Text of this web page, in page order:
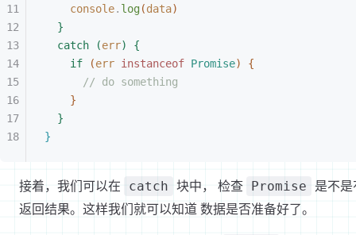
console. log(data)
}
catch
(err)
{
if
(err instanceof Promise)
{
// do something
}
}
}
接着，我们可以在 catch 块中， 检查 Promise
是不是
返回结果。这样我们就可以知道 数据是否准备好了。